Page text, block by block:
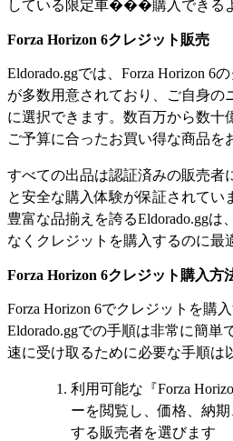
している限定車���購入できる
Forza Horizon 6クレジット販売
Eldorado.ggでは、Forza Horizon 6
が多数用意されており、ご自身の
に選択できます。数百万から数十
ご予算に合ったお買い得な商品を
すべての出品は認証済みの販売者
と安全な購入体験が保証されてい
豊富な品揃えを誇るEldorado.ggは
なくクレジットを購入するのに最
Forza Horizon 6クレジット購入方
Forza Horizon 6でクレジットを購
Eldorado.ggでの手順は非常に簡単
速に受け取るために必要な手順は
利用可能な『Forza
ーを閲覧し、価格、納
する販売者を選びます